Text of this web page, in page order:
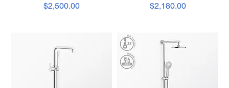
價格
$2,500.00
價格
$2,180.00